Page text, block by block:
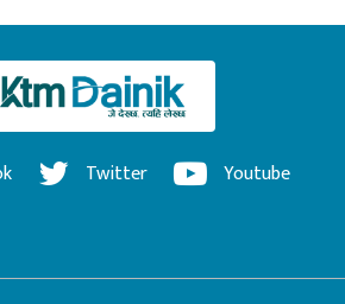
Twitter Youtube